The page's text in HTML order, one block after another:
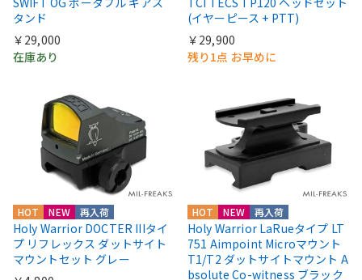
タンド
￥29,000
在庫あり
(イヤーピース + PTT)
￥29,900
残り1点 お早めに
HOT NEW 再入荷
Holy Warrior DOCTER IIIタイ
プ リフレックス ダットサイト
マウントセット グレー
HOT NEW 再入荷
Holy Warrior LaRueタイプ LT
751 Aimpoint Microマウント
T1/T2 ダットサイトマウント A
bsolute Co-witness ブラック